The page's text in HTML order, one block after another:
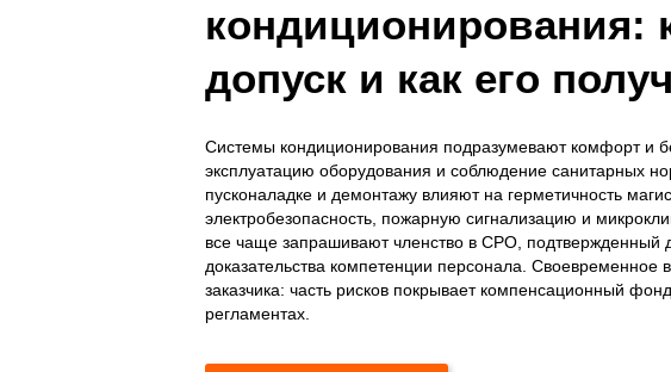
кондиционирования:
допуск и как его
Системы кондиционирования подразумевают комфорт и
эксплуатацию оборудования и соблюдение санитарных
пусконаладке и демонтажу влияют на герметичность
электробезопасность, пожарную сигнализацию и
все чаще запрашивают членство в СРО, подтвержденный
доказательства компетенции персонала. Своевременное
заказчика: часть рисков покрывает компенсационный
регламентах.